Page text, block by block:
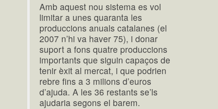
Amb aquest nou sistema es vol
limitar a unes quaranta les
produccions anuals catalanes (el
2007 n’hi va haver 75), i donar
suport a fons quatre produccions
importants que siguin capaços de
tenir èxit al mercat, i que podrien
rebre fins a 3 milions d’euros
d’ajuda. A les 36 restants se’ls
ajudaria segons el barem.